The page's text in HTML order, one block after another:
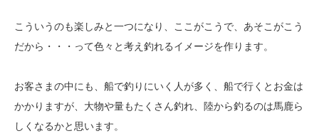
こういうのも楽しみと一つになり、ここがこうで、あそこがこう
だから・・・って色々と考え釣れるイメージを作ります。
お客さまの中にも、船で釣りにいく人が多く、船で行くとお金は
かかりますが、大物や量もたくさん釣れ、陸から釣るのは馬鹿ら
しくなるかと思います。